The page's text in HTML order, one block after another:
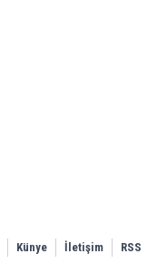
Künye İletişim RSS